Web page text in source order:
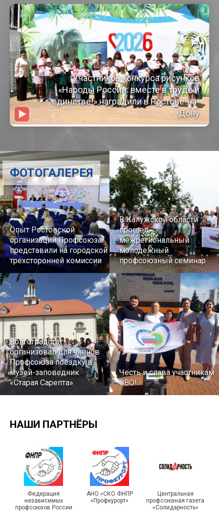
Участников конкурса рисунков
«Народы России: вместе в труде и
единстве!» наградили в Ростове-на-
Дону
Опыт Ростовской
организации Профсоюза
представили на городской
трехсторонней комиссии
В Калужской области
прошел
межрегиональный
молодежный
профсоюзный семинар
Волгоградстат
организовал для членов
Профсоюза поездку в
музей-заповедник
«Старая Сарепта»
Честь и слава участникам
СВО!
IX Туристический слёт
Московской городской
организации Профсоюза
Турслет и Спартакиада –
праздники спорта и
туризма прошли в Омской
области
ФОТОГАЛЕРЕЯ
НАШИ ПАРТНЁРЫ
Федерация
независимых
профсоюзов России
АНО «СКО ФНПР
«Профкурорт»
Центральная
профсоюзная газета
«Солидарность»